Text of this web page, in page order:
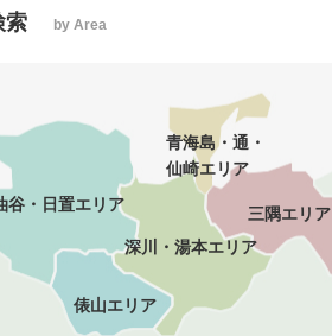
索 by Area
谷・日置エリア
青海島・通・
仙崎エリア
俵山エリア
深川・湯本エリア
三隅エリア